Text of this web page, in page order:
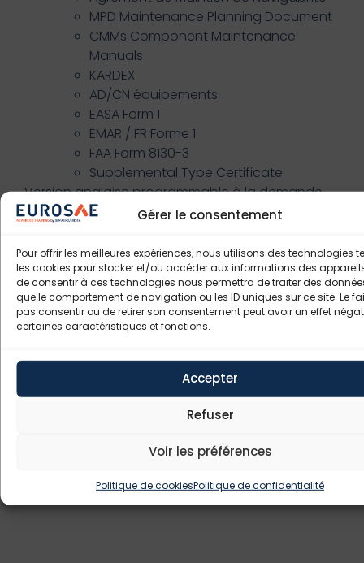
Gérer le consentement
Pour offrir les meilleures expériences, nous utilisons des technologies
les cookies pour stocker et/ou accéder aux informations des
de consentir à ces technologies nous permettra de traiter des
que le comportement de navigation ou les ID uniques sur ce site. Le
pas consentir ou de retirer son consentement peut avoir un effet
certaines caractéristiques et fonctions.
Accepter
Refuser
Voir les préférences
Politique de cookiesPolitique de confidentialité
MPD Maintenance Planning Document
CMMs Component Maintenance
Manuals
KARDEX
AD/CN équipements
EASA Form 1
EMAR / FR Forme 1
FAA Form 8130-3
Supplemental Type Certificate
Version anglaise programmable à la demande
Bulletin d'inscription (à remplir)
PDF de la Formation
Nous contacter